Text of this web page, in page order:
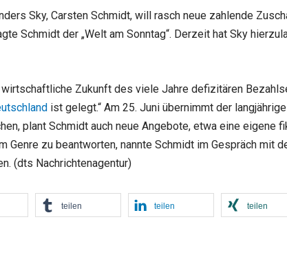
Sky, Carsten Schmidt, will rasch neue zahlende
Schmidt der „Welt am Sonntag“. Derzeit hat Sky
Zukunft des viele Jahre defizitären
ist gelegt.“ Am 25. Juni übernimmt der
plant Schmidt auch neue Angebote, etwa eine eigene
Genre zu beantworten, nannte Schmidt im Gespräch mit
(dts Nachrichtenagentur)
teilen teilen teilen